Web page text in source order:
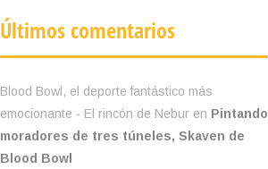
Últimos comentarios
Blood Bowl, el deporte fantástico más
emocionante - El rincón de Nebur en Pintando
moradores de tres túneles, Skaven de
Blood Bowl